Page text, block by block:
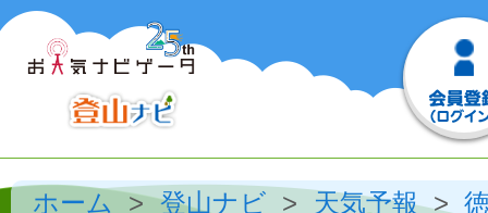
ホーム 登山ナビ 天気予報